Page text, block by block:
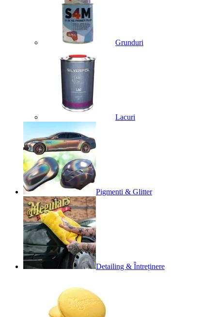
Grunduri
Lacuri
Pigmenti & Glitter
Detailing & Întreținere